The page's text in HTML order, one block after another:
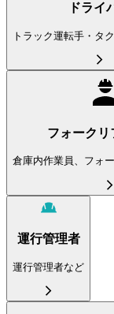
ドライ
トラック運転手・タ
フォークリ
倉庫内作業員、フォ
運行管理者
運行管理者など